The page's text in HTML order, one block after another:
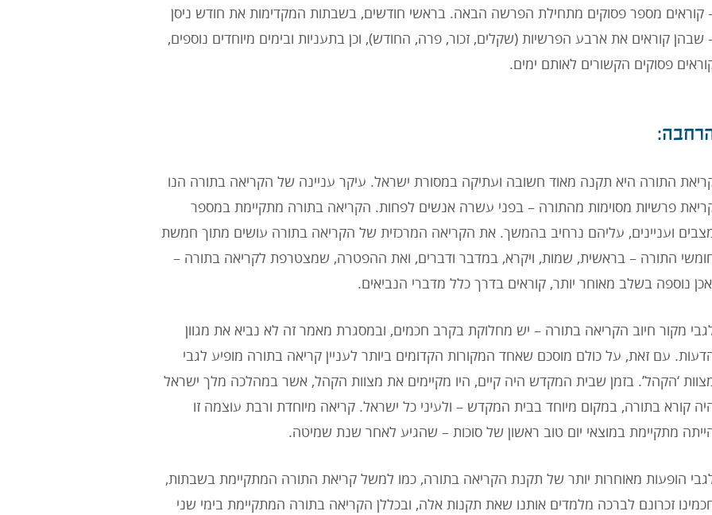
קוראים מספר פסוקים מתחילת הפרשה הבאה. בראשי חודשים, בשבתות המקדימות את חודש ניסן
שבהן קוראים את ארבע הפרשיות (שקלים, זכור, פרה, החודש), וכן בתעניות ובימים מיוחדים נוספים,
פסוקים הקשורים לאותם ימים.
התורה היא תקנה מאוד חשובה ועתיקה במסורת ישראל. עיקר עניינה של הקריאה בתורה הנו
פרשיות מסוימות מהתורה – בפני עשרה אנשים לפחות. הקריאה בתורה מתקיימת במספר
ועניינים, עליהם נרחיב בהמשך. את הקריאה המרכזית של הקריאה בתורה עושים מתוך חמשת
התורה – בראשית, שמות, ויקרא, במדבר ודברים, ואת ההפטרה, שמצטרפת לקריאה בתורה –
נוספה בשלב מאוחר יותר, קוראים בדרך כלל מדברי הנביאים.
מקור חיוב הקריאה בתורה – יש מחלוקת בקרב חכמים, ובמסגרת מאמר זה לא נביא את מגוון
עם זאת, על כולם מוסכם שאחד המקורות הקדומים ביותר לעניין קריאה בתורה מופיע לגבי
‘הקהל’. בזמן שבית המקדש היה קיים, היו מקיימים את מצוות הקהל, אשר במהלכה מלך ישראל
קורא בתורה, במקום מיוחד בבית המקדש – ולעיני כל ישראל. קריאה מיוחדת ורבת עוצמה זו
מתקיימת במוצאי יום טוב ראשון של סוכות – שהגיע לאחר שנת שמיטה.
הופעות מאוחרות יותר של תקנת הקריאה בתורה, כמו למשל קריאת התורה המתקיימת בשבתות,
זכרונם לברכה מלמדים אותנו שאת תקנות אלה, ובכללן הקריאה בתורה המתקיימת בימי שני